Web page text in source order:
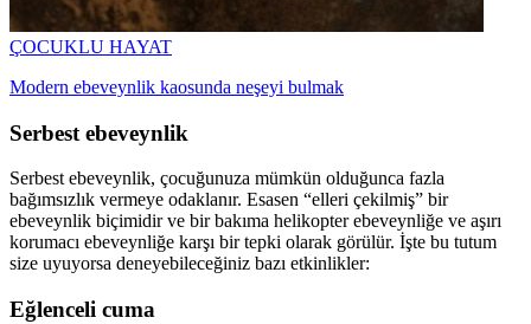
ÇOCUKLU HAYAT
Modern ebeveynlik kaosunda neşeyi bulmak
Serbest ebeveynlik
Serbest ebeveynlik, çocuğunuza mümkün olduğunca fazla
bağımsızlık vermeye odaklanır. Esasen “elleri çekilmiş” bir
ebeveynlik biçimidir ve bir bakıma helikopter ebeveynliğe ve aşırı
korumacı ebeveynliğe karşı bir tepki olarak görülür. İşte bu tutum
size uyuyorsa deneyebileceğiniz bazı etkinlikler:
Eğlenceli cuma